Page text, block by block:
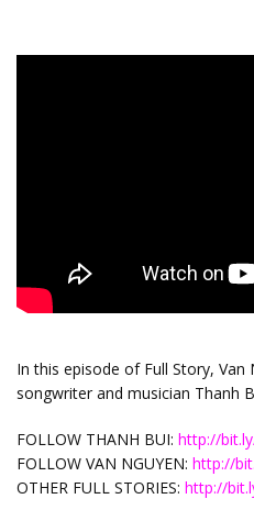
In this episode of Full Story, Van
songwriter and musician Thanh
FOLLOW THANH BUI: http://
FOLLOW VAN NGUYEN: http://
OTHER FULL STORIES: http://